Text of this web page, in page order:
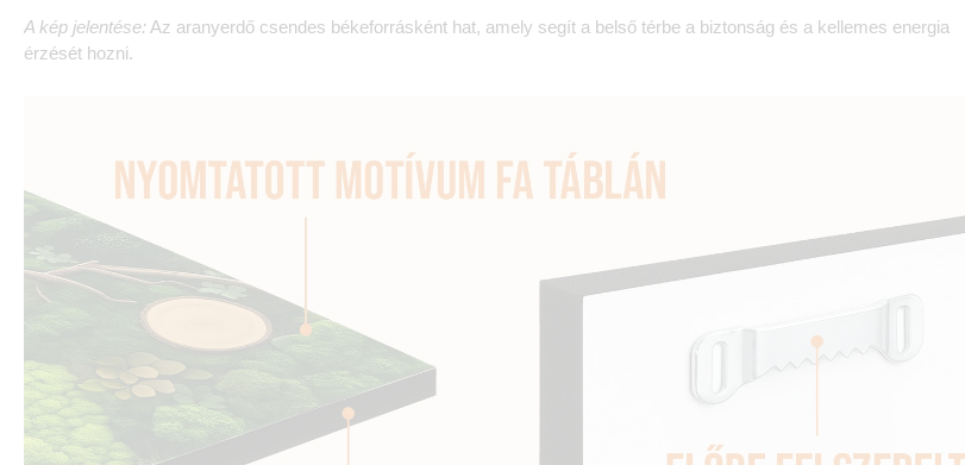
A kép jelentése: Az aranyerdő csendes békeforrásként hat, amely segít a belső térbe a biztonság és a kellemes energia
érzését hozni.